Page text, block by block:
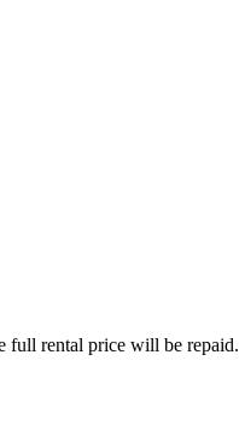
full rental price will be repaid.